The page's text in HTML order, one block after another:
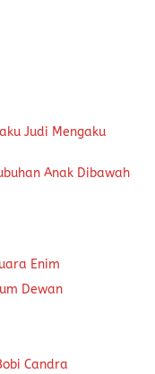
Judi Mengaku
Anak Dibawah
Enim
Dewan
Candra